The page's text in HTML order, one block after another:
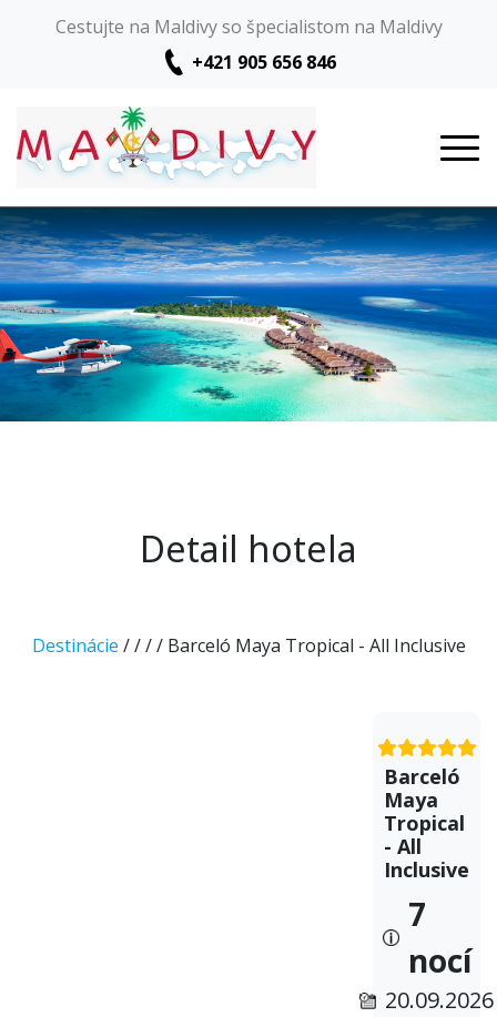
Cestujte na Maldivy so špecialistom na Maldivy
+421 905 656 846
Detail hotela
Destinácie //// Barceló Maya Tropical - All Inclusive
Barceló
Maya
Tropical
- All
Inclusive
7
nocí
20.09.2026